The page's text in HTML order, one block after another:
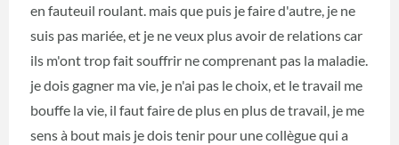
en fauteuil roulant. mais que puis je faire d'autre, je ne
suis pas mariée, et je ne veux plus avoir de relations car
ils m'ont trop fait souffrir ne comprenant pas la maladie.
je dois gagner ma vie, je n'ai pas le choix, et le travail me
bouffe la vie, il faut faire de plus en plus de travail, je me
sens à bout mais je dois tenir pour une collègue qui a